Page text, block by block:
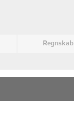
Regnskab